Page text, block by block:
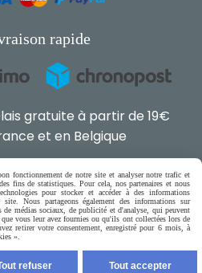
rapide
gratuite à partir de 19€
et en Belgique
ligne pour chat,
& rongeurs 
Avis Clients :
fonctionnement de notre site et analyser notre trafic et
fins de statistiques. Pour cela, nos partenaires et nous
pour stocker et accéder à des informations
Nous partageons également des informations sur
médias sociaux, de publicité et d'analyse, qui peuvent
vous leur avez fournies ou qu'ils ont collectées lors de
retirer votre consentement, enregistré pour 6 mois, à
».
refuser Tout accepter